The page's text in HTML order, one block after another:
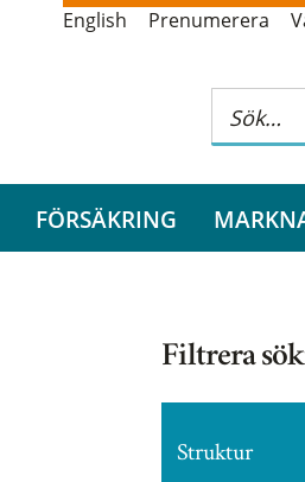
English Prenumerera
FÖRSÄKRING
Filtrera
Struktur